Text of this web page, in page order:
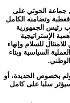
جماعة الحوثي على
وتضامنه الكامل
رئيس الجمهورية
الإستراتيجية
للسلام وإنهاء
لاستكمال العملية السياسية وبناء
بخصوص الحديدة، أو
سلبا على كامل